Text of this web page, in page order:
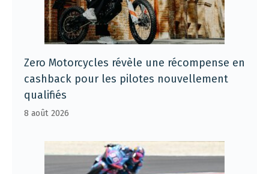
Zero Motorcycles révèle une récompense en
cashback pour les pilotes nouvellement
qualifiés
8 août 2026